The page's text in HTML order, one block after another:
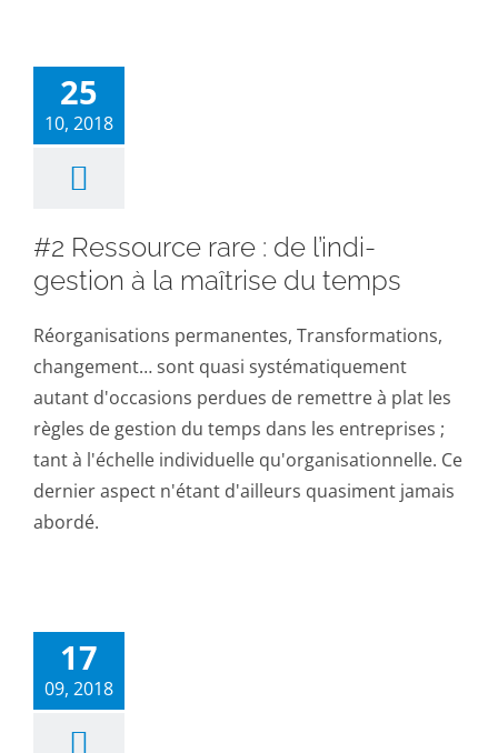
25
10, 2018
#2 Ressource rare : de l’indi-
gestion à la maîtrise du temps
Réorganisations permanentes, Transformations,
changement… sont quasi systématiquement
autant d'occasions perdues de remettre à plat les
règles de gestion du temps dans les entreprises ;
tant à l'échelle individuelle qu'organisationnelle. Ce
dernier aspect n'étant d'ailleurs quasiment jamais
abordé.
17
09, 2018